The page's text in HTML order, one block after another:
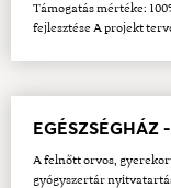
Támogatás mértéke:
fejlesztése A projekt
EGÉSZSÉGHÁZ
A felnőtt orvos,
gyógyszertár